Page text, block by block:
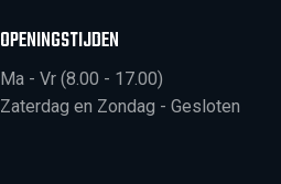
OPENINGSTIJDEN
Ma - Vr (8.00 - 17.00)
Zaterdag en Zondag - Gesloten